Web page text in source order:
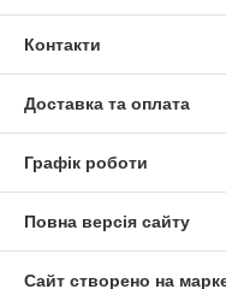
Контакти
Доставка та оплата
Графік роботи
Повна версія сайту
Сайт створено на